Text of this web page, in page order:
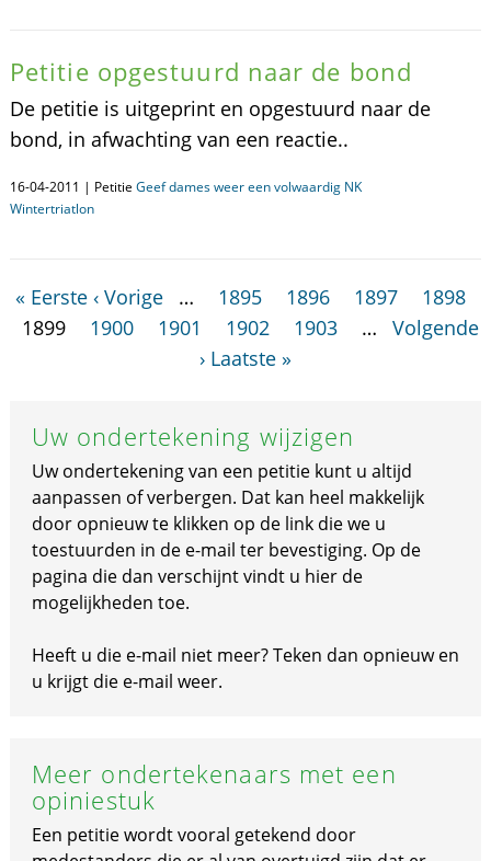
Petitie opgestuurd naar de bond
De petitie is uitgeprint en opgestuurd naar de
bond, in afwachting van een reactie..
16-04-2011 | Petitie Geef dames weer een volwaardig NK
Wintertriatlon
« Eerste ‹ Vorige … 1895 1896 1897
1898
1899
1900 1901 1902 1903 …
Volgende
› Laatste »
Uw ondertekening wijzigen
Uw ondertekening van een petitie kunt u altijd
aanpassen of verbergen. Dat kan heel makkelijk
door opnieuw te klikken op de link die we u
toestuurden in de e-mail ter bevestiging. Op de
pagina die dan verschijnt vindt u hier de
mogelijkheden toe.
Heeft u die e-mail niet meer? Teken dan opnieuw en
u krijgt die e-mail weer.
Meer ondertekenaars met een
opiniestuk
Een petitie wordt vooral getekend door